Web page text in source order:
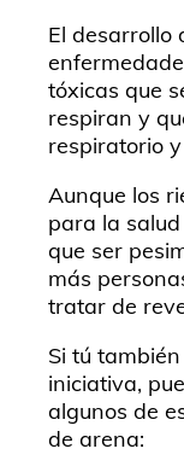
El desarrollo
tóxicas que
respiran y
respiratorio
Aunque los
para la
que ser
más
tratar de
Si tú
iniciativa,
algunos de
de arena: